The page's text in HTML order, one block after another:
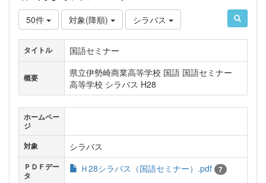
50件 対象(降順) シラバス
タイトル 国語セミナー
概要
県立伊勢崎商業高等学校 国語 国語セミナー
高等学校 シラバス H28
ホームペー
ジ
対象
シラバス
ＰＤＦデー
タ
Ｈ28シラバス（国語セミナー）.pdf 7